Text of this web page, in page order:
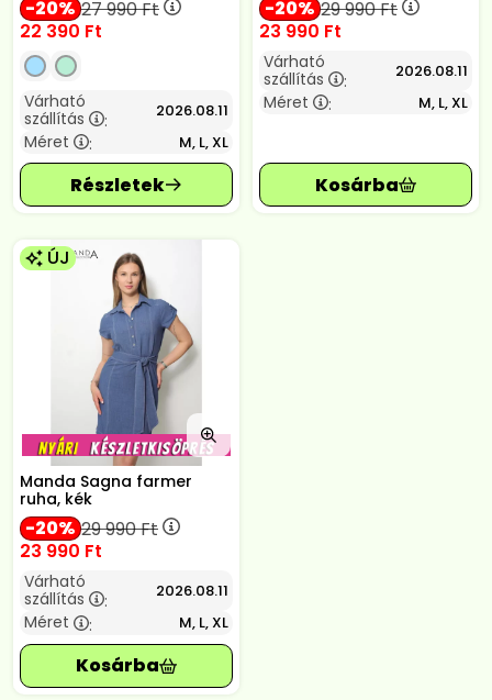
20 27 990Ft
22 390 Ft
Várható
szállítás
: 2026.08.11
Méret : M, L, XL
20 29 990Ft
23 990 Ft
Várható
szállítás
: 2026.08.11
Méret : M, L, XL
ÚJ
Manda Sagna farmer
ruha, kék
20 29 990Ft
23 990 Ft
Várható
szállítás
: 2026.08.11
Méret : M, L, XL